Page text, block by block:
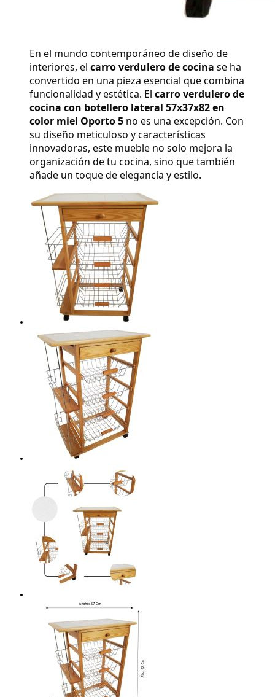
En el mundo contemporáneo de diseño de
interiores, el carro verdulero de cocina se ha
convertido en una pieza esencial que combina
funcionalidad y estética. El carro verdulero de
cocina con botellero lateral 57x37x82 en
color miel Oporto 5 no es una excepción. Con
su diseño meticuloso y características
innovadoras, este mueble no solo mejora la
organización de tu cocina, sino que también
añade un toque de elegancia y estilo.